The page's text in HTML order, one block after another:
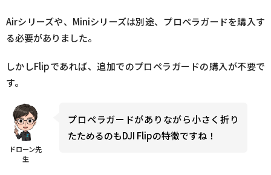
Airシリーズや、Miniシリーズは別途、プロペラガードを購入す
る必要がありました。
しかしFlipであれば、追加でのプロペラガードの購入が不要で
す。
ドローン先
生
プロペラガードがありながら小さく折り
たためるのもDJI Flipの特徴ですね！